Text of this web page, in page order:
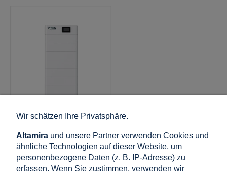
V-TAC OHS40K-100 –
Hochvolt-modularer
LiFePO4-
Energiespeicher 40,96
kWh
Wir schätzen Ihre Privatsphäre.
Altamira und unsere Partner verwenden Cookies und
ähnliche Technologien auf dieser Website, um
personenbezogene Daten (z. B. IP-Adresse) zu
erfassen. Wenn Sie zustimmen, verwenden wir